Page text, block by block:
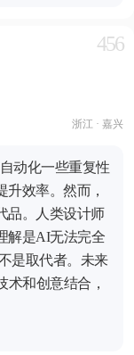
456
浙江 · 嘉兴
动化一些重复性
效率。然而，
品。人类设计师
解是AI无法完全
是取代者。未来
术和创意结合，